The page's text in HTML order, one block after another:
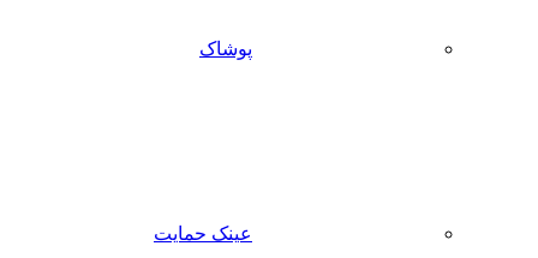
پوشاک
عینک حمایت